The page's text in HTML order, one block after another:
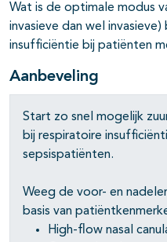
open- en
Wat is de optimale modus
invasieve dan wel
insufficiëntie bij patiënten
Aanbeveling
Start zo snel mogelijk
bij respiratoire
sepsispatiënten.
Weeg de voor- en
basis van
High-flow nasal